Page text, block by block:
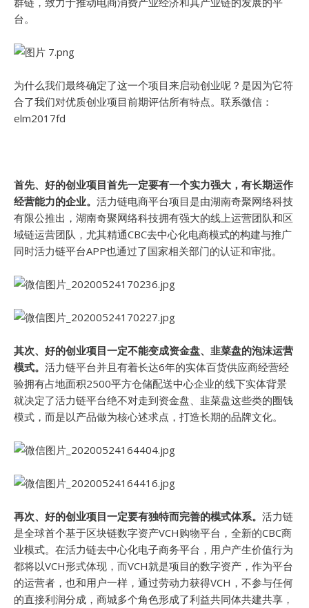
台。
为什么我们最终确定了这一个项目来启动创业呢？是因为它符
合了我们对优质创业项目前期评估所有特点。联系微信：
elm2017fd
首先、好的创业项目首先一定要有一个实力强大，有长期运作
经营能力的企业。 活力链电商平台项目是由湖南奇聚网络科技
有限公推出，湖南奇聚网络科技拥有强大的线上运营团队和区
域链运营团队，尤其精通CBC去中心化电商模式的构建与推广
同时活力链平台APP也通过了国家相关部门的认证和审批。
其次、好的创业项目一定不能变成资金盘、韭菜盘的泡沫运营
模式。 活力链平台并且有着长达6年的实体百货供应商经营经
验拥有占地面积2500平方仓储配送中心企业的线下实体背景
就决定了活力链平台绝不对走到资金盘、韭菜盘这些类的圈钱
模式，而是以产品做为核心述求点，打造长期的品牌文化。
再次、好的创业项目一定要有独特而完善的模式体系。 活力链
是全球首个基于区块链数字资产VCH购物平台，全新的CBC商
业模式。在活力链去中心化电子商务平台，用户产生价值行为
都将以VCH形式体现，而VCH就是项目的数字资产，作为平台
的运营者，也和用户一样，通过劳动力获得VCH，不参与任何
的直接利润分成，商城多个角色形成了利益共同体共建共享，